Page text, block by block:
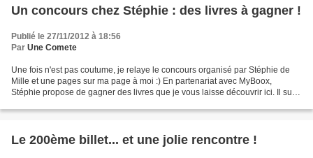
Un concours chez Stéphie : des livres à gagner !
Publié le 27/11/2012 à 18:56
Par Une Comete
Une fois n'est pas coutume, je relaye le concours organisé par Stéphie de
Mille et une pages sur ma page à moi :) En partenariat avec MyBoox,
Stéphie propose de gagner des livres que je vous laisse découvrir ici. Il suffit
Le 200ème billet... et une jolie rencontre !